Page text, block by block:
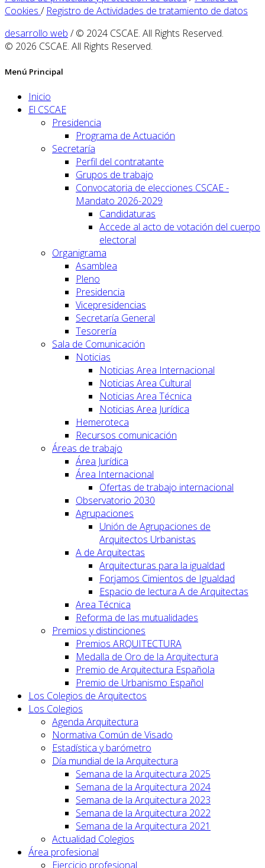
Cookies / Registro de Actividades de tratamiento de datos
desarrollo web / © 2024 CSCAE. All Rights Reserved.
© 2026 CSCAE. All Rights Reserved.
Menú Principal
Inicio
El CSCAE
Presidencia
Programa de Actuación
Secretaría
Perfil del contratante
Grupos de trabajo
Convocatoria de elecciones CSCAE -
Mandato 2026-2029
Candidaturas
Accede al acto de votación del cuerpo
electoral
Organigrama
Asamblea
Pleno
Presidencia
Vicepresidencias
Secretaría General
Tesorería
Sala de Comunicación
Noticias
Noticias Area Internacional
Noticias Area Cultural
Noticias Area Técnica
Noticias Area Jurídica
Hemeroteca
Recursos comunicación
Áreas de trabajo
Área Jurídica
Área Internacional
Ofertas de trabajo internacional
Observatorio 2030
Agrupaciones
Unión de Agrupaciones de
Arquitectos Urbanistas
A de Arquitectas
Arquitecturas para la igualdad
Forjamos Cimientos de Igualdad
Espacio de lectura A de Arquitectas
Area Técnica
Reforma de las mutualidades
Premios y distinciones
Premios ARQUITECTURA
Medalla de Oro de la Arquitectura
Premio de Arquitectura Española
Premio de Urbanismo Español
Los Colegios de Arquitectos
Los Colegios
Agenda Arquitectura
Normativa Común de Visado
Estadística y barómetro
Día mundial de la Arquitectura
Semana de la Arquitectura 2025
Semana de la Arquitectura 2024
Semana de la Arquitectura 2023
Semana de la Arquitectura 2022
Semana de la Arquitectura 2021
Actualidad Colegios
Área profesional
Ejercicio profesional